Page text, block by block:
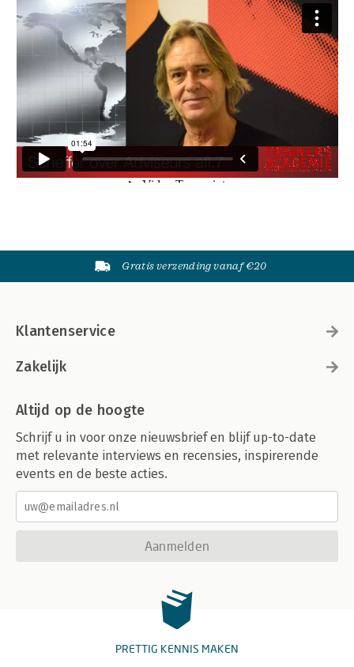
Gratis verzending vanaf €20
Klantenservice
Zakelijk
Altijd op de hoogte
Schrijf u in voor onze nieuwsbrief en blijf up-to-date
met relevante interviews en recensies, inspirerende
events en de beste acties.
Aanmelden
PRETTIG KENNIS MAKEN